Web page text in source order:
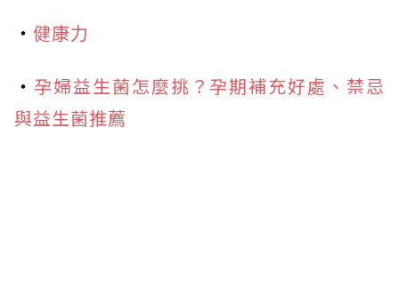
・ 健康力
・ 孕婦益生菌怎麼挑？孕期補充好處、禁忌
與益生菌推薦